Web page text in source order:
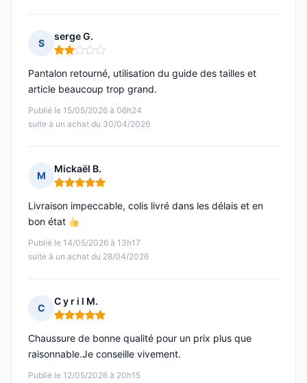
S
serge G.
Note : 2 sur 5
Publié le 15/05/2026 à 06h24
suite à un achat du 30/04/2026
Pantalon retourné, utilisation du guide des tailles et
article beaucoup trop grand.
M
Mickaël B.
Note : 5 sur 5
Publié le 14/05/2026 à 13h17
suite à un achat du 28/04/2026
Livraison impeccable, colis livré dans les délais et en
bon état
C
C y r i l M.
Note : 5 sur 5
Publié le 12/05/2026 à 20h15
Chaussure de bonne qualité pour un prix plus que
raisonnable.Je conseille vivement.